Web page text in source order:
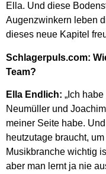
Ella. Und diese
Augenzwinkern leben
dieses neue Kapitel
Schlagerpuls.com:
Team?
Ella Endlich: „Ich
Neumüller und
meiner Seite habe.
heutzutage braucht,
Musikbranche wichtig
aber man lernt ja nie